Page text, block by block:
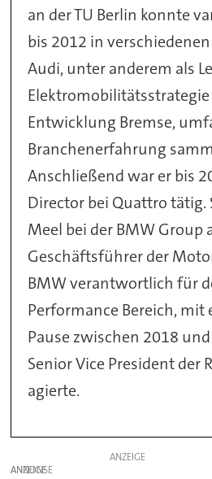
an der TU Berlin konnte
bis 2012 in
Audi, unter anderem als
Entwicklung Bremse,
Branchenerfahrung
Anschließend war er bis
Director bei Quattro tätig.
Meel bei der BMW Group
Geschäftsführer der
BMW verantwortlich für
Performance Bereich, mit
Pause zwischen 2018
Senior Vice President der
agierte.
ANZEIGE
ANZEIGE